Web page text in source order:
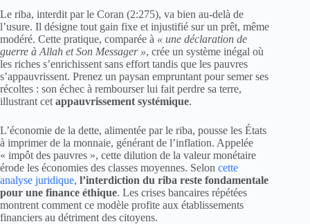
Le riba, interdit par le Coran (2:275), va bien au-delà de
l’usure. Il désigne tout gain fixe et injustifié sur un prêt, même
modéré. Cette pratique, comparée à « une déclaration de
guerre à Allah et Son Messager », crée un système inégal où
les riches s’enrichissent sans effort tandis que les pauvres
s’appauvrissent. Prenez un paysan empruntant pour semer ses
récoltes : son échec à rembourser lui fait perdre sa terre,
illustrant cet appauvrissement systémique.
L’économie de la dette, alimentée par le riba, pousse les États
à imprimer de la monnaie, générant de l’inflation. Appelée
« impôt des pauvres », cette dilution de la valeur monétaire
érode les économies des classes moyennes. Selon cette
analyse juridique, l’interdiction du riba reste fondamentale
pour une finance éthique. Les crises bancaires répétées
montrent comment ce modèle profite aux établissements
financiers au détriment des citoyens.